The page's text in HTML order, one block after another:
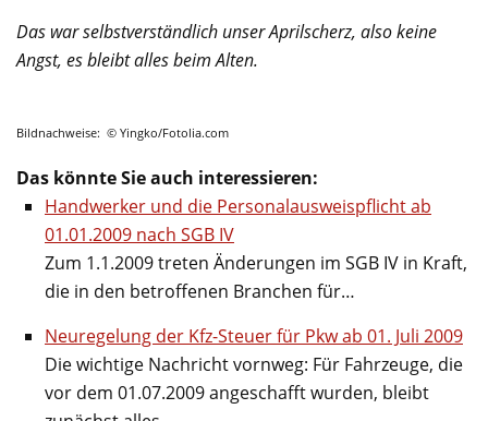
Das war selbstverständlich unser Aprilscherz, also keine
Angst, es bleibt alles beim Alten.
Bildnachweise: © Yingko/Fotolia.com
Das könnte Sie auch interessieren:
Handwerker und die Personalausweispflicht ab
01.01.2009 nach SGB IV
Zum 1.1.2009 treten Änderungen im SGB IV in Kraft,
die in den betroffenen Branchen für…
Neuregelung der Kfz-Steuer für Pkw ab 01. Juli 2009
Die wichtige Nachricht vornweg: Für Fahrzeuge, die
vor dem 01.07.2009 angeschafft wurden, bleibt